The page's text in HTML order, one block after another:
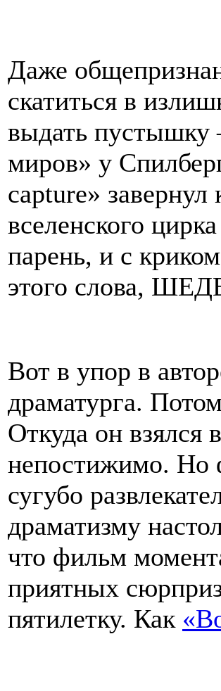
Даже
скатиться в
выдать пустышку
миров» у
capture» завернул
вселенского
парень, и с
этого слова,
Вот в упор в
драматурга.
Откуда он
непостижимо. Но
сугубо
драматизму
что фильм
приятных
пятилетку. Как